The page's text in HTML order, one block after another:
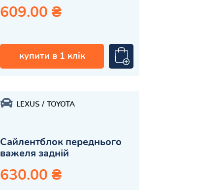
609.00 ₴
купити в 1 клік
LEXUS TOYOTA
Сайлентблок переднього
важеля задній
630.00 ₴